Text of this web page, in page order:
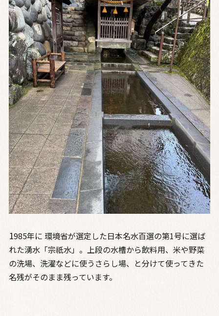
1985年に 環境省が選定した日本名水百選の第1号に選ば
れた湧水「宗祇水」。上段の水槽から飲料用、米や野菜
の洗場、洗濯などに使うさらし場、と分けて使ってきた
名残がそのまま残っています。